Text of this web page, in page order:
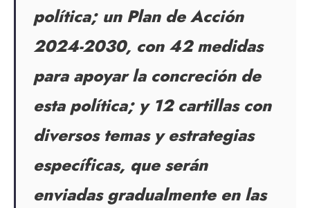
política; un Plan de Acción
2024-2030, con 42 medidas
para apoyar la concreción de
esta política; y 12 cartillas con
diversos temas y estrategias
específicas, que serán
enviadas gradualmente en las